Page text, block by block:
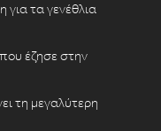
για τα γενέθλια
έζησε στην
τη μεγαλύτερη